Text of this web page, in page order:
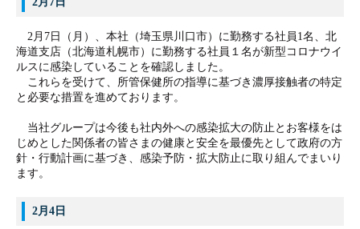
2月7日（月）、本社（埼玉県川口市）に勤務する社員1名、北
海道支店（北海道札幌市）に勤務する社員１名が新型コロナウイ
ルスに感染していることを確認しました。
これらを受けて、所管保健所の指導に基づき濃厚接触者の特定
と必要な措置を進めております。
当社グループは今後も社内外への感染拡大の防止とお客様をは
じめとした関係者の皆さまの健康と安全を最優先として政府の方
針・行動計画に基づき、感染予防・拡大防止に取り組んでまいり
ます。
2月4日